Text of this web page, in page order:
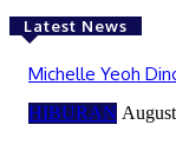
Latest News
Michelle Yeoh
HIBURAN